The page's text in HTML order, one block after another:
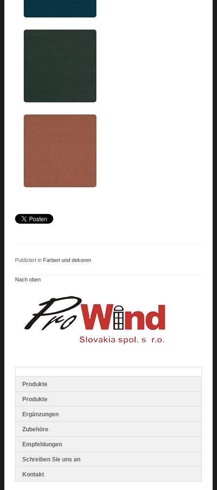
Publiziert in Farben und dekoren
Nach oben
Produkte
Produkte
Ergänzungen
Zubehöre
Empfehlungen
Schreiben Sie uns an
Kontakt